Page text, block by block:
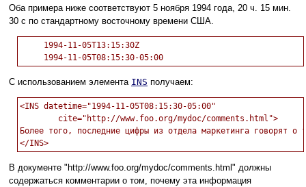
Оба примера ниже соответствуют 5 ноября 1994 года, 20 ч. 15 мин.
30 с по стандартному восточному времени США.
     1994-11-05T13:15:30Z
С использованием элемента INS получаем:
<INS datetime="1994-11-05T08:15:30-05:00"
        cite="http://www.foo.org/mydoc/comments.html">
Более того, последние цифры из отдела маркетинга говорят о
В документе "http://www.foo.org/mydoc/comments.html" должны
содержаться комментарии о том, почему эта информация